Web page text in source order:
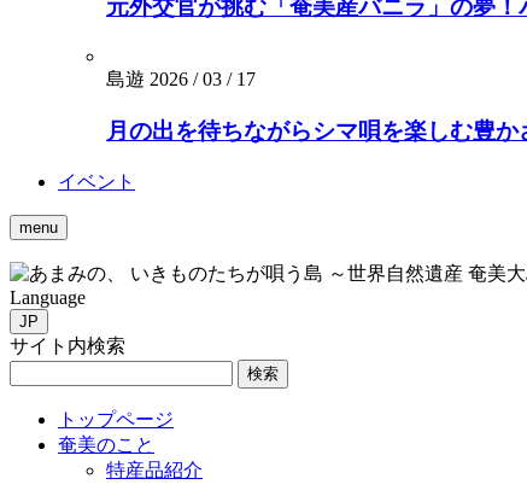
元外交官が挑む「奄美産バニラ」の夢
島遊 2026 / 03 / 17
月の出を待ちながらシマ唄を楽しむ豊
イベント
menu
いきものたちが唄う島 ～世界自然遺産 奄美大
Language
JP
サイト内検索
検索
トップページ
奄美のこと
特産品紹介